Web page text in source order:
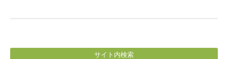
サイト内検索